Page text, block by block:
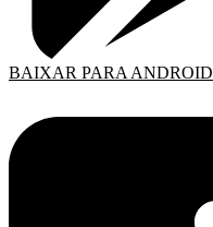
BAIXAR PARA ANDROID